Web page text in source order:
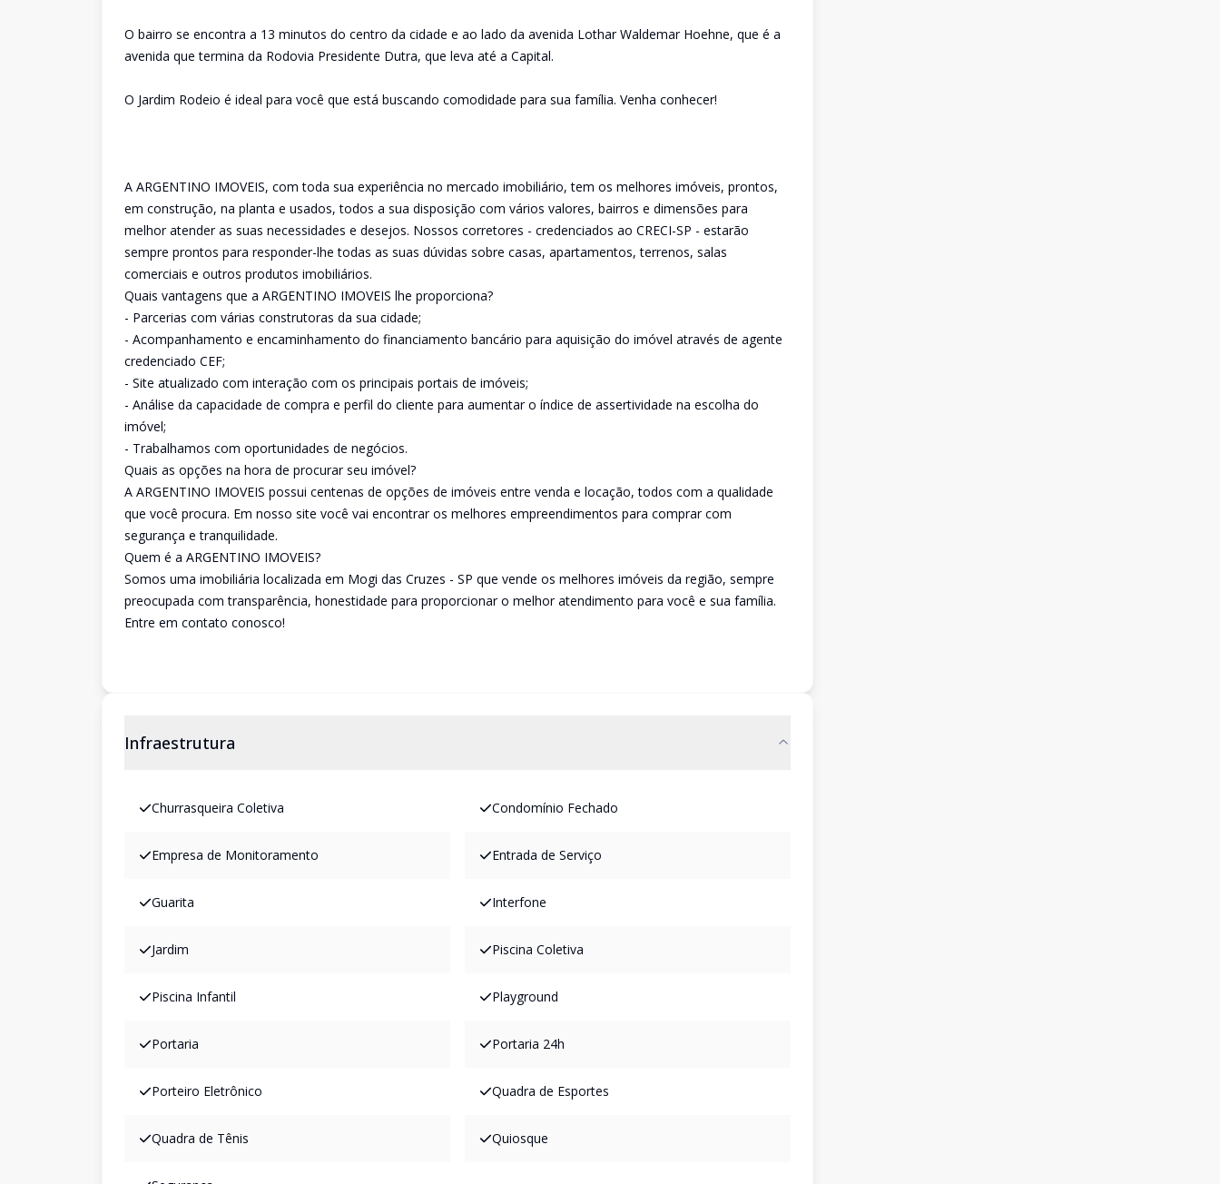
O bairro se encontra a 13 minutos do centro da cidade e ao lado da avenida Lothar Waldemar Hoehne, que é a
avenida que termina da Rodovia Presidente Dutra, que leva até a Capital.
O Jardim Rodeio é ideal para você que está buscando comodidade para sua família. Venha conhecer!
A ARGENTINO IMOVEIS, com toda sua experiência no mercado imobiliário, tem os melhores imóveis, prontos,
em construção, na planta e usados, todos a sua disposição com vários valores, bairros e dimensões para
melhor atender as suas necessidades e desejos. Nossos corretores - credenciados ao CRECI-SP - estarão
sempre prontos para responder-lhe todas as suas dúvidas sobre casas, apartamentos, terrenos, salas
comerciais e outros produtos imobiliários.
Quais vantagens que a ARGENTINO IMOVEIS lhe proporciona?
- Parcerias com várias construtoras da sua cidade;
- Acompanhamento e encaminhamento do financiamento bancário para aquisição do imóvel através de agente
credenciado CEF;
- Site atualizado com interação com os principais portais de imóveis;
- Análise da capacidade de compra e perfil do cliente para aumentar o índice de assertividade na escolha do
imóvel;
- Trabalhamos com oportunidades de negócios.
Quais as opções na hora de procurar seu imóvel?
A ARGENTINO IMOVEIS possui centenas de opções de imóveis entre venda e locação, todos com a qualidade
que você procura. Em nosso site você vai encontrar os melhores empreendimentos para comprar com
segurança e tranquilidade.
Quem é a ARGENTINO IMOVEIS?
Somos uma imobiliária localizada em Mogi das Cruzes - SP que vende os melhores imóveis da região, sempre
preocupada com transparência, honestidade para proporcionar o melhor atendimento para você e sua família.
Entre em contato conosco!
Infraestrutura
Churrasqueira Coletiva Condomínio Fechado
Empresa de Monitoramento Entrada de Serviço
Guarita Interfone
Jardim Piscina Coletiva
Piscina Infantil Playground
Portaria Portaria 24h
Porteiro Eletrônico Quadra de Esportes
Quadra de Tênis Quiosque